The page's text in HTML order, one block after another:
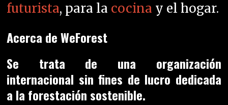
futurista, para la cocina y el hogar.
Acerca de WeForest
Se trata de una organización
internacional sin fines de lucro dedicada
a la forestación sostenible.